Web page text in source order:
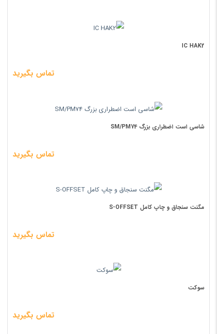
IC HAK2
تماس بگیرید
شاسی است اضطراری بزرگ SM/PM74
تماس بگیرید
مگنت سنجاق و چاپ کامل S-OFFSET
تماس بگیرید
سوکت
تماس بگیرید